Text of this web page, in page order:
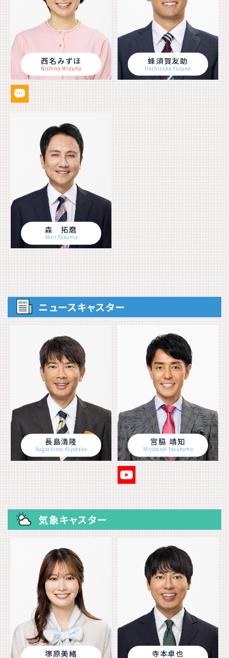
西名みずほ
Nishina Mizuho
蜂須賀友助
Hachisuka Yusuke
森 拓磨
Mori Takuma
ニュースキャスター
長島清隆
Nagashima Kiyotaka
宮脇 靖知
Miyawaki Yasutomo
気象キャスター
塚原美緒 寺本卓也